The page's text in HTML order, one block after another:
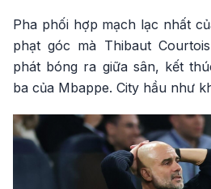
Pha phối hợp mạch lạc nhất
phạt góc mà Thibaut
phát bóng ra giữa sân, kết
ba của Mbappe. City hầu như